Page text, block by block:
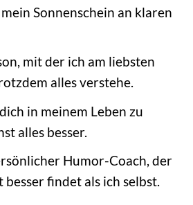
Sonnenschein an klaren
mit der ich am liebsten
alles verstehe.
in meinem Leben zu
alles besser.
Humor-Coach, der
findet als ich selbst.